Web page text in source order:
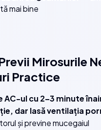
mai bine
Mirosurile
Practice
AC-ul cu 2–3 minute
dar lasă ventilația
și previne mucegaiul